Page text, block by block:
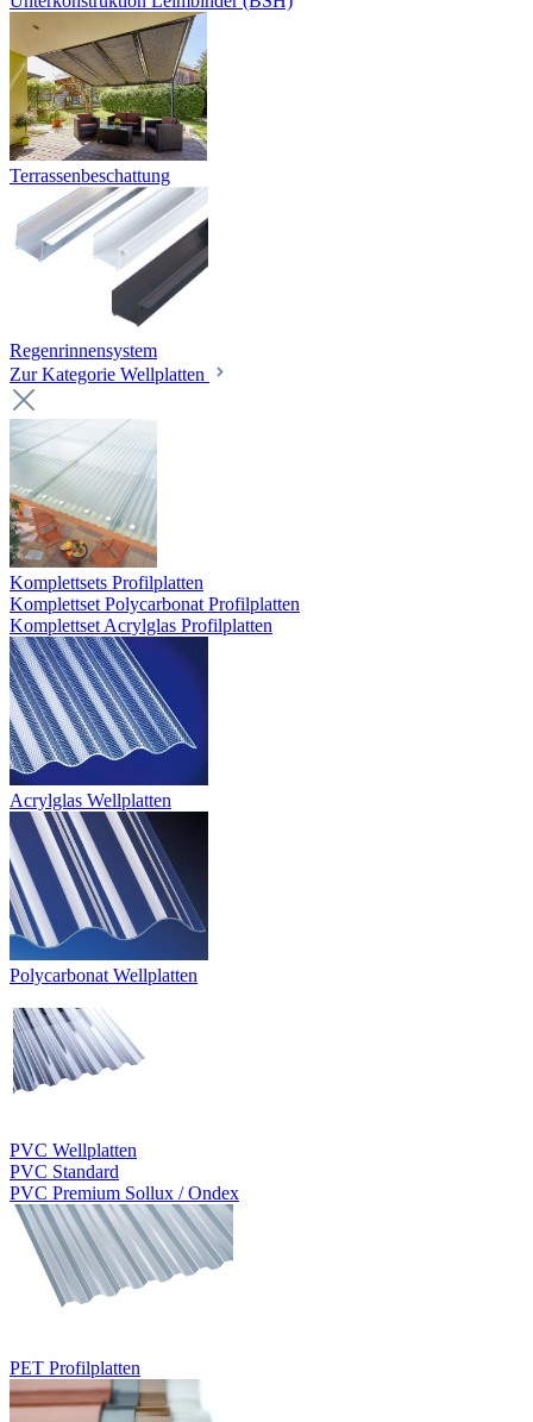
Terrassenbeschattung
Regenrinnensystem
Zur Kategorie Wellplatten
Komplettsets Profilplatten
Komplettset Polycarbonat Profilplatten
Komplettset Acrylglas Profilplatten
Acrylglas Wellplatten
Polycarbonat Wellplatten
PVC Wellplatten
PVC Standard
PVC Premium Sollux / Ondex
PET Profilplatten